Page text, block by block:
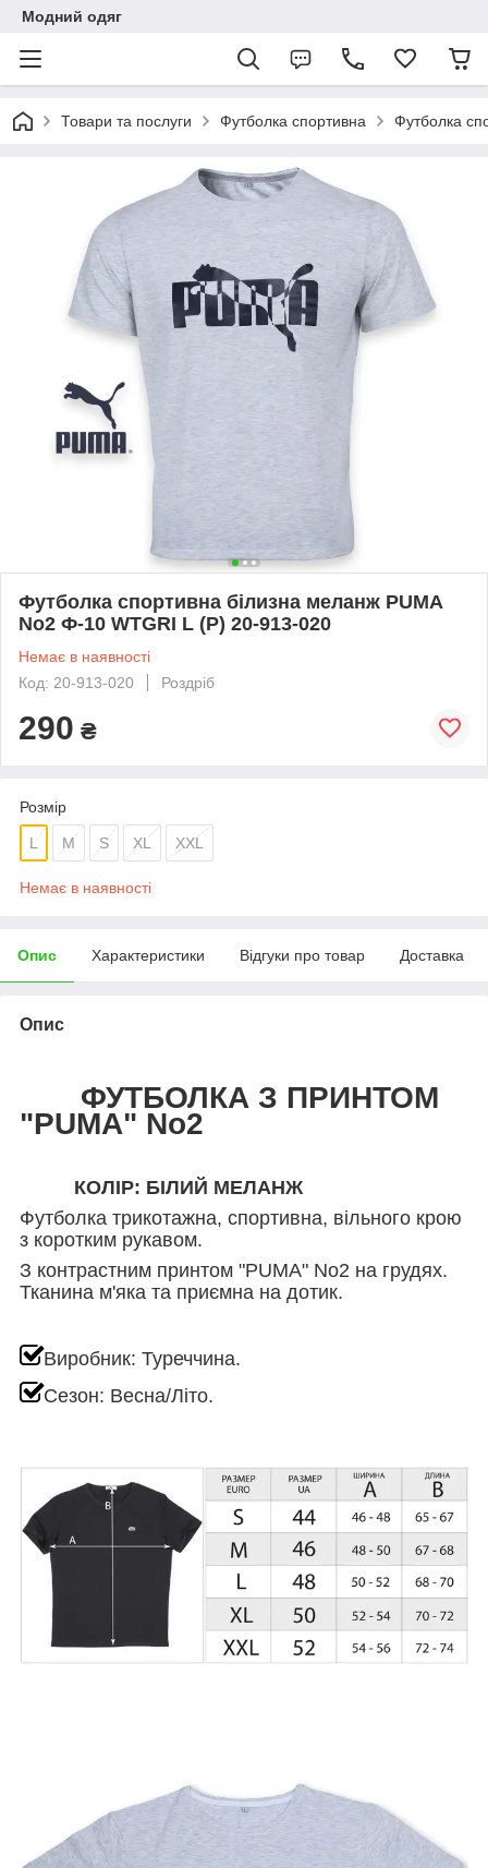
Модний одяг
Товари та послуги Футболка спортивна Футболка
Футболка спортивна білизна меланж PUMA
No2 Ф-10 WTGRI L (Р) 20-913-020
Немає в наявності
Код: 20-913-020
Роздріб
290 ₴
Розмір
L M S XL XXL
Немає в наявності
Опис Характеристики Відгуки про товар Доставка
Опис
ФУТБОЛКА З ПРИНТОМ
"PUMA" No2
КОЛІР: БІЛИЙ МЕЛАНЖ
Футболка трикотажна, спортивна, вільного крою
з коротким рукавом.
З контрастним принтом "PUMA" No2 на грудях.
Тканина м'яка та приємна на дотик.
Виробник: Туреччина.
Сезон: Весна/Літо.